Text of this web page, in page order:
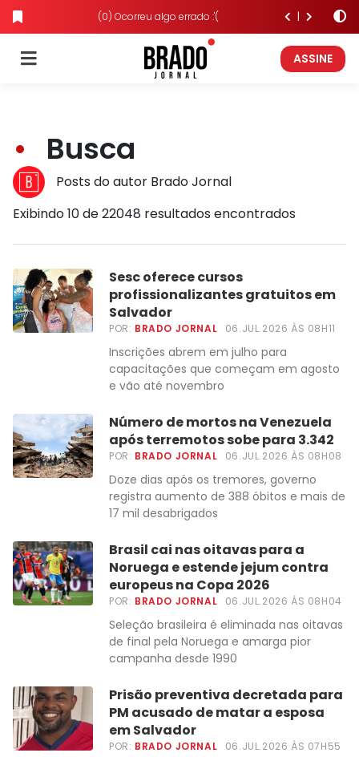
(0) Ocorreu algo errado :'(
ASSINE
Busca
Posts do autor Brado Jornal
Exibindo 10 de 22048 resultados encontrados
Sesc oferece cursos
profissionalizantes gratuitos em
Salvador
POR: BRADO JORNAL 06.JUL.2026 ÀS 08H11
Inscrições abrem em julho para
capacitações que começam em agosto
e vão até novembro
Número de mortos na Venezuela
após terremotos sobe para 3.342
POR: BRADO JORNAL 06.JUL.2026 ÀS 08H08
Doze dias após os tremores, governo
registra aumento de 388 óbitos e mais de
17 mil desabrigados
Brasil cai nas oitavas para a
Noruega e estende jejum contra
europeus na Copa 2026
POR: BRADO JORNAL 06.JUL.2026 ÀS 08H04
Seleção brasileira é eliminada nas oitavas
de final pela Noruega e amarga pior
campanha desde 1990
Prisão preventiva decretada para
PM acusado de matar a esposa
em Salvador
POR: BRADO JORNAL 06.JUL.2026 ÀS 07H55